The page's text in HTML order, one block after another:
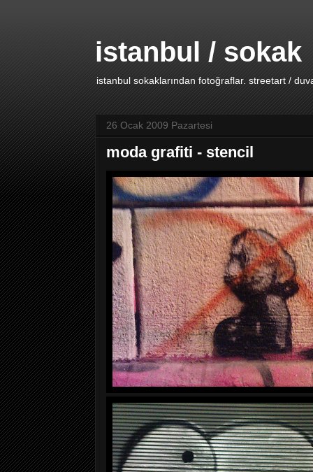
istanbul / sokak
istanbul sokaklarından fotoğraflar. streetart /
26 Ocak 2009 Pazartesi
moda grafiti - stencil